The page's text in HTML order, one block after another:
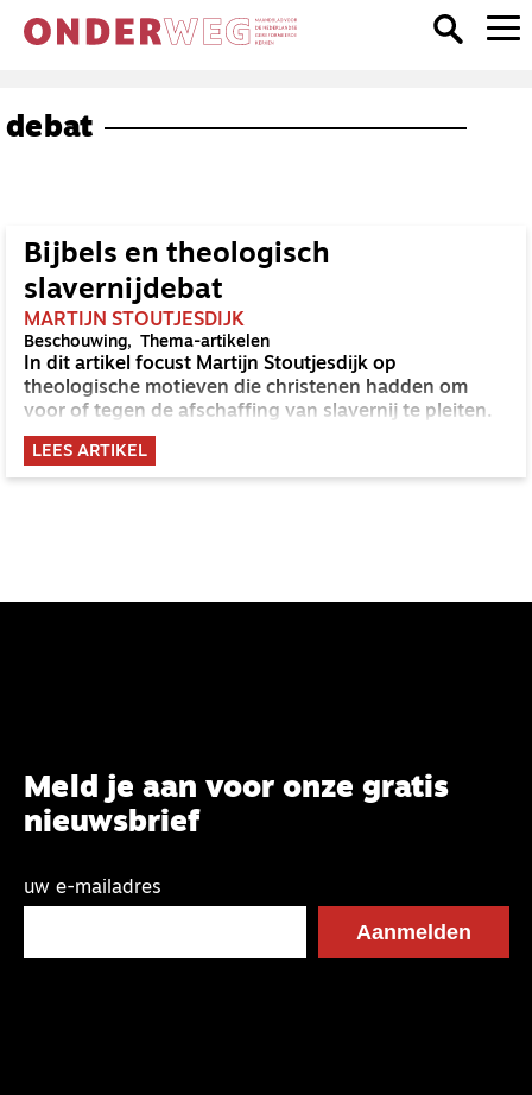
debat
Bijbels en theologisch
slavernijdebat
MARTIJN STOUTJESDIJK
Beschouwing Thema-artikelen
In dit artikel focust Martijn Stoutjesdijk op
theologische motieven die christenen hadden om
voor of tegen de afschaffing van slavernij te pleiten.
LEES ARTIKEL
Meld je aan voor onze gratis
nieuwsbrief
uw e-mailadres